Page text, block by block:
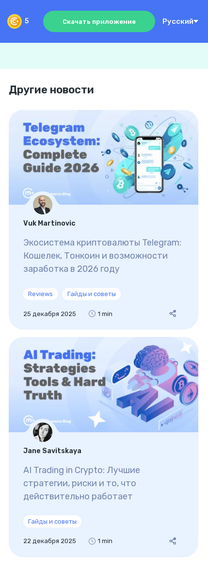
5 Скачать приложение Русский
Другие новости
Vuk Martinovic
Экосистема криптовалюты Telegram:
Кошелек, Тонкоин и возможности
заработка в 2026 году
Reviews Гайды и советы
25 декабря 2025 1 min
Jane Savitskaya
AI Trading in Crypto: Лучшие
стратегии, риски и то, что
действительно работает
Гайды и советы
22 декабря 2025 1 min